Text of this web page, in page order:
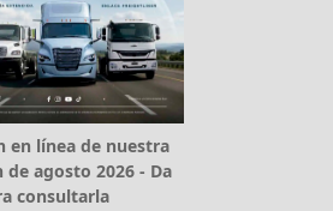
en línea de nuestra
de agosto 2026 - Da
consultarla